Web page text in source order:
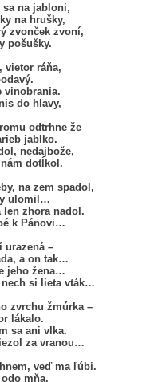
sa na jabloni,
na hrušky,
zvonček zvoní,
pošušky.
vietor ráňa,
vinobrania.
do hlavy,
odtrhne že
jablko.
nedajbože,
dotĺkol.
na zem spadol,
ulomil…
len zhora nadol.
k Pánovi…
urazená –
a on tak…
jeho žena…
si lieta vták…
zvrchu žmúrka –
lákalo.
sa ani vlka.
za vranou…
veď ma ľúbi.
mňa.